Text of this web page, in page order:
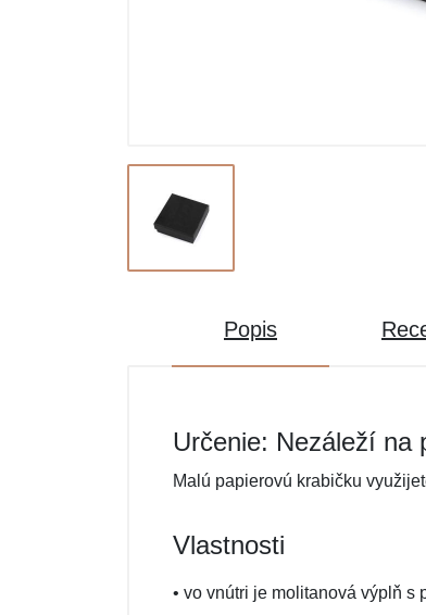
Popis
Určenie: Nezáleží na
Malú papierovú krabičku
Vlastnosti
• vo vnútri je molitanová výplň